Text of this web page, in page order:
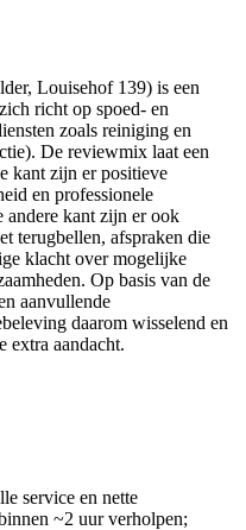
Louisehof 139) is een
richt op spoed- en
zoals reiniging en
De reviewmix laat een
kant zijn er positieve
en professionele
andere kant zijn er ook
terugbellen, afspraken die
klacht over mogelijke
Op basis van de
aanvullende
daarom wisselend en
extra aandacht.
service en nette
~2 uur verholpen;